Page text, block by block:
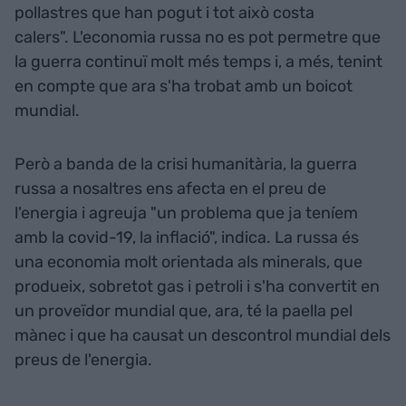
pollastres que han pogut i tot això costa
calers". L'economia russa no es pot permetre que
la guerra continuï molt més temps i, a més, tenint
en compte que ara s'ha trobat amb un boicot
mundial.
Però a banda de la crisi humanitària, la guerra
russa a nosaltres ens afecta en el preu de
l'energia i agreuja "un problema que ja teníem
amb la covid-19, la inflació", indica. La russa és
una economia molt orientada als minerals, que
produeix, sobretot gas i petroli i s'ha convertit en
un proveïdor mundial que, ara, té la paella pel
mànec i que ha causat un descontrol mundial dels
preus de l'energia.